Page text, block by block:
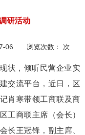
研活动
06 浏览次数： 次
状，倾听民营企业实
交流平台，近日，区
肖寒带领工商联及商
工商联主席（会长）
长王冠锋，副主席、